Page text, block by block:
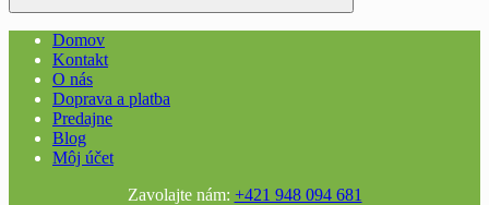
Domov
Kontakt
O nás
Doprava a platba
Predajne
Blog
Môj účet
Zavolajte nám: +421 948 094 681